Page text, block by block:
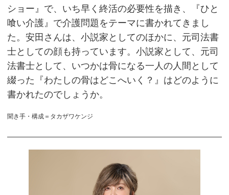
ショー』で、いち早く終活の必要性を描き、『ひと
喰い介護』で介護問題をテーマに書かれてきまし
た。安田さんは、小説家としてのほかに、元司法書
士としての顔も持っています。小説家として、元司
法書士として、いつかは骨になる一人の人間として
綴った『わたしの骨はどこへいく？』はどのように
書かれたのでしょうか。
聞き手・構成＝タカザワケンジ